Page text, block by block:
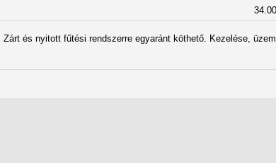
és nyitott fűtési rendszerre egyaránt köthető. Kezelése,